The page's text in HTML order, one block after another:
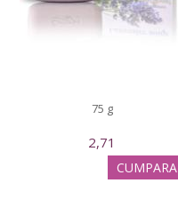
75 g
2,71
CUMPARA